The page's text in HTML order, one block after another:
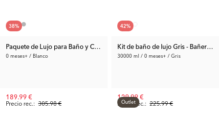
38%
Paquete de Lujo para Baño y Cambiador Blanco
0 meses+ / Blanco
Precio rec.: 305.98 €
189.99 €
42%
Kit de baño de lujo Gris - Bañera
30000 ml / 0 meses+ / Gris
Precio rec.: 225.99 €
129.99 €
Outlet